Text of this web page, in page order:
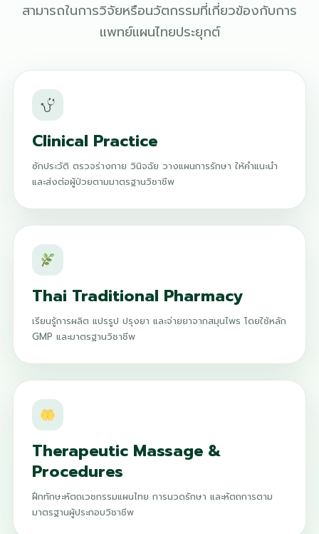
สามารถในการวิจัยหรือนวัตกรรมที่เกี่ยวข้องกับการ
แพทย์แผนไทยประยุกต์
Clinical Practice
ซักประวัติ ตรวจร่างกาย วินิจฉัย วางแผนการรักษา ให้คำแนะนำ
และส่งต่อผู้ป่วยตามมาตรฐานวิชาชีพ
Thai Traditional Pharmacy
เรียนรู้การผลิต แปรรูป ปรุงยา และจ่ายยาจากสมุนไพร โดยใช้หลัก
GMP และมาตรฐานวิชาชีพ
Therapeutic Massage &
Procedures
ฝึกทักษะหัตถเวชกรรมแผนไทย การนวดรักษา และหัตถการตาม
มาตรฐานผู้ประกอบวิชาชีพ